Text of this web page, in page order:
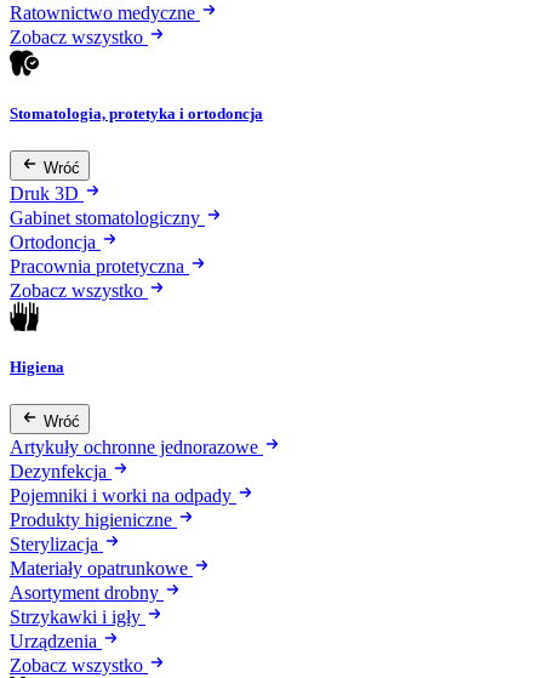
Ratownictwo medyczne
Zobacz wszystko
Stomatologia, protetyka i ortodoncja
Wróć
Druk 3D
Gabinet stomatologiczny
Ortodoncja
Pracownia protetyczna
Zobacz wszystko
Higiena
Wróć
Artykuły ochronne jednorazowe
Dezynfekcja
Pojemniki i worki na odpady
Produkty higieniczne
Sterylizacja
Materiały opatrunkowe
Asortyment drobny
Strzykawki i igły
Urządzenia
Zobacz wszystko